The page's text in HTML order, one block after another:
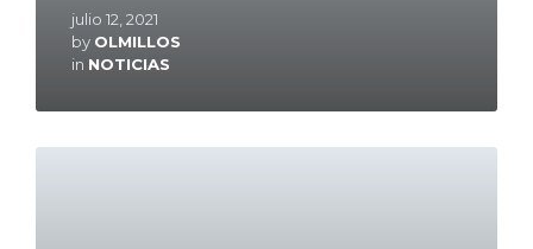
julio 12, 2021
by OLMILLOS
in NOTICIAS
Read